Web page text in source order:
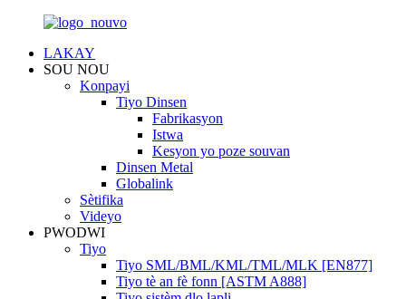
LAKAY
SOU NOU
Konpayi
Tiyo Dinsen
Fabrikasyon
Istwa
Kesyon yo poze souvan
Dinsen Metal
Globalink
Sètifika
Videyo
PWODWI
Tiyo
Tiyo SML/BML/KML/TML/MLK [EN877]
Tiyo tè an fè fonn [ASTM A888]